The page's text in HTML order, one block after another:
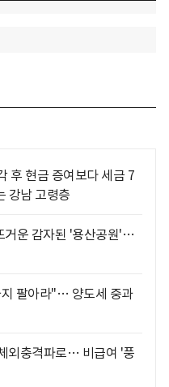
후 현금 증여보다 세금 7
강남 고령층
거운 감자된 '용산공원'…
팔아라"… 양도세 중과
외충격파로… 비급여 '풍